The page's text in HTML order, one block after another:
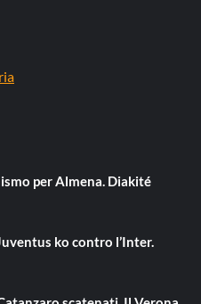
per Almena. Diakité
ko contro l’Inter.